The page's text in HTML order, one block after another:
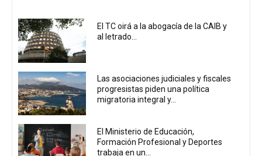
El TC oirá a la abogacía de la CAIB y
al letrado...
Las asociaciones judiciales y fiscales
progresistas piden una política
migratoria integral y...
El Ministerio de Educación,
Formación Profesional y Deportes
trabaja en un...